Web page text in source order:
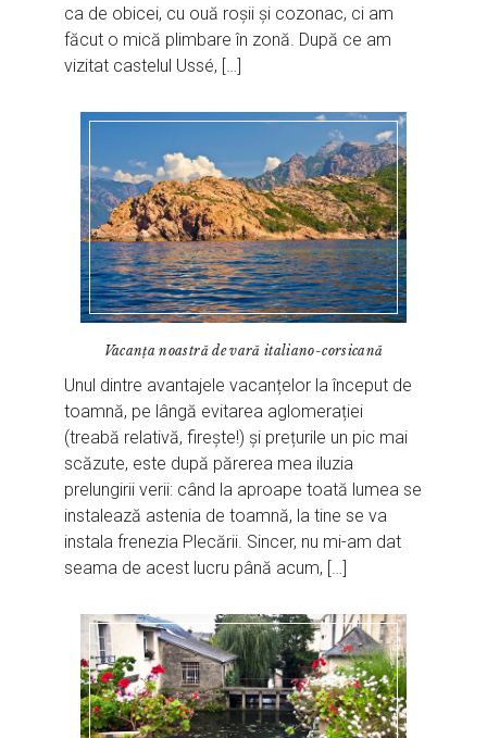
ca de obicei, cu ouă roșii și cozonac, ci am
făcut o mică plimbare în zonă. După ce am
vizitat castelul Ussé, […]
Vacanța noastră de vară italiano-corsicană
Unul dintre avantajele vacanțelor la început de
toamnă, pe lângă evitarea aglomerației
(treabă relativă, firește!) și prețurile un pic mai
scăzute, este după părerea mea iluzia
prelungirii verii: când la aproape toată lumea se
instalează astenia de toamnă, la tine se va
instala frenezia Plecării. Sincer, nu mi-am dat
seama de acest lucru până acum, […]